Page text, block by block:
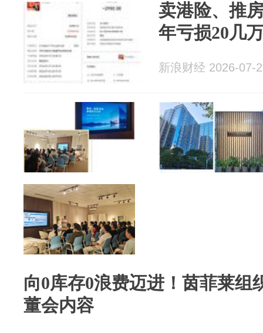
卖港险、推
年亏损20几
新浪财经 2026-07-
向0库存0浪费迈进！茵菲莱组
董会内容